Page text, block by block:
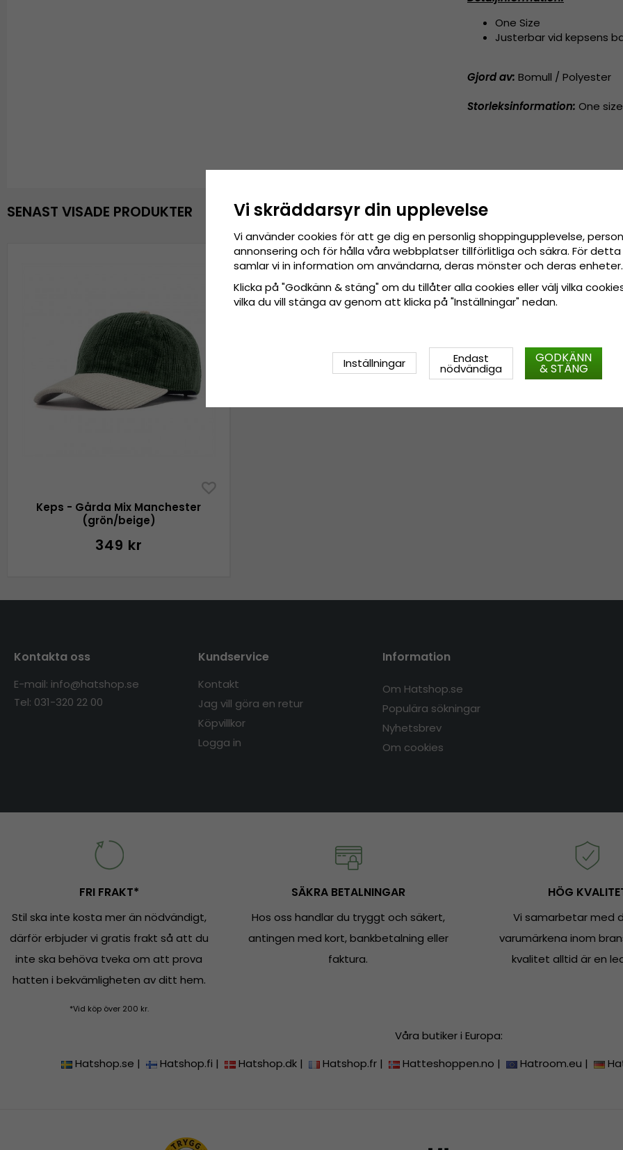
One Size
Justerbar vid kepsens
Gjord av: Bomull / Polyester
Storleksinformation: One
SENAST VISADE PRODUKTER
Keps - Gårda Mix Manchester
(grön/beige)
349 kr
Kontakta oss
E-mail: info@hatshop.se
Tel: 031-320 22 00
Kundservice
Kontakt
Jag vill göra en retur
Köpvillkor
Logga in
Information
Om Hatshop.se
Populära sökningar
Nyhetsbrev
Om cookies
FRI FRAKT*
Stil ska inte kosta mer än nödvändigt,
därför erbjuder vi gratis frakt så att du
inte ska behöva tveka om att prova
hatten i bekvämligheten av ditt hem.
*Vid köp över 200 kr.
SÄKRA BETALNINGAR
Hos oss handlar du tryggt och säkert,
antingen med kort, bankbetalning eller
faktura.
HÖG
Vi samarbetar med
varumärkena inom
kvalitet alltid är en
Våra butiker i Europa:
Hatshop.se | Hatshop.fi | Hatshop.dk | Hatshop.fr | Hatteshoppen.no | Hatroom.eu |
Vi skräddarsyr din upplevelse
Vi använder cookies för att ge dig en personlig shoppingupplevelse,
annonsering och för hålla våra webbplatser tillförlitliga och säkra. För
samlar vi in information om användarna, deras mönster och deras enheter.
Klicka på "Godkänn & stäng" om du tillåter alla cookies eller välj vilka
vilka du vill stänga av genom att klicka på "Inställningar" nedan.
Inställningar Endast
nödvändiga
GODKÄNN
& STÄNG